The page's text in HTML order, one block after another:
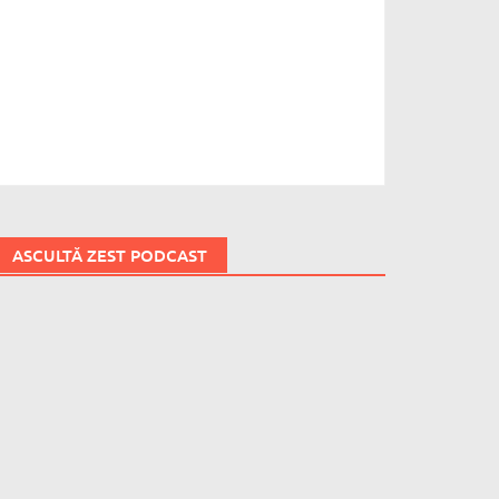
ASCULTĂ ZEST PODCAST